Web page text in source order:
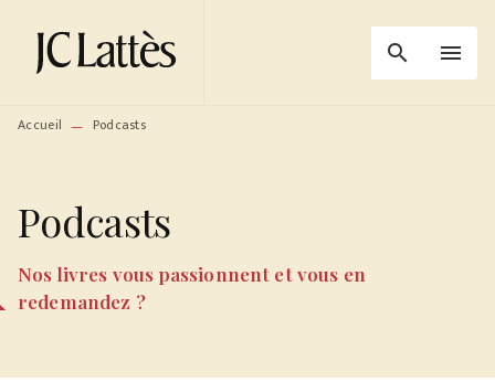
MENU RECHERCHE
PIED DE PAGE
search menu
Accueil — Podcasts
Podcasts
Nos livres vous passionnent et vous en
redemandez ?